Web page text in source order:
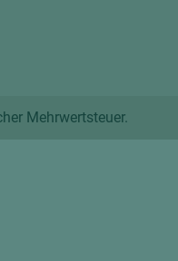
Mehrwertsteuer.